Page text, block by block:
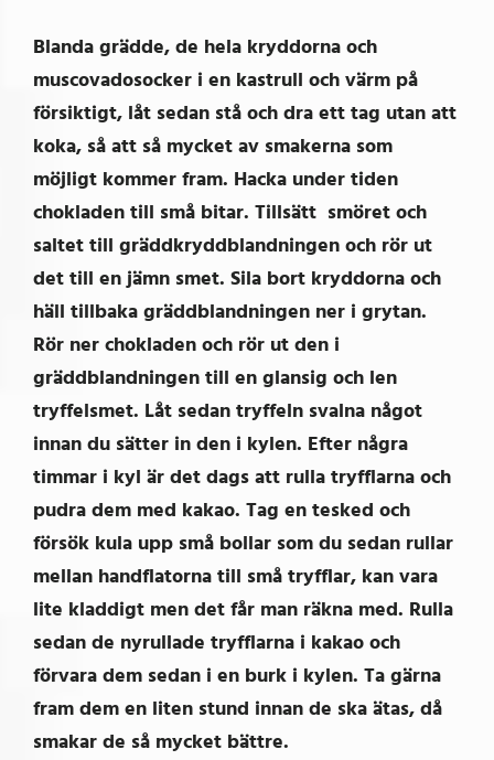
Blanda grädde, de hela kryddorna och
muscovadosocker i en kastrull och värm på
försiktigt, låt sedan stå och dra ett tag utan att
koka, så att så mycket av smakerna som
möjligt kommer fram. Hacka under tiden
chokladen till små bitar. Tillsätt smöret och
saltet till gräddkryddblandningen och rör ut
det till en jämn smet. Sila bort kryddorna och
häll tillbaka gräddblandningen ner i grytan.
Rör ner chokladen och rör ut den i
gräddblandningen till en glansig och len
tryffelsmet. Låt sedan tryffeln svalna något
innan du sätter in den i kylen. Efter några
timmar i kyl är det dags att rulla tryfflarna och
pudra dem med kakao. Tag en tesked och
försök kula upp små bollar som du sedan rullar
mellan handflatorna till små tryfflar, kan vara
lite kladdigt men det får man räkna med. Rulla
sedan de nyrullade tryfflarna i kakao och
förvara dem sedan i en burk i kylen. Ta gärna
fram dem en liten stund innan de ska ätas, då
smakar de så mycket bättre.